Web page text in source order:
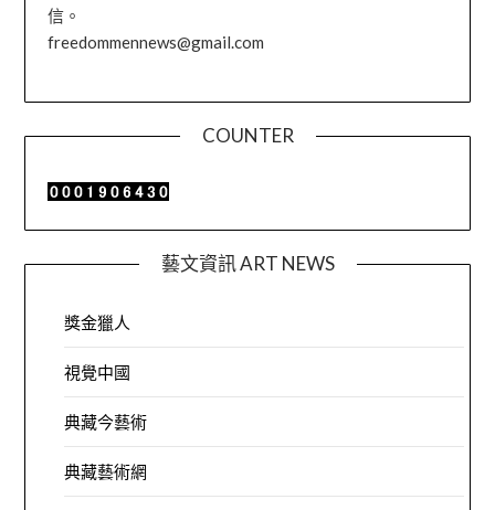
信。
freedommennews@gmail.com
COUNTER
藝文資訊 ART NEWS
獎金獵人
視覺中國
典藏今藝術
典藏藝術網